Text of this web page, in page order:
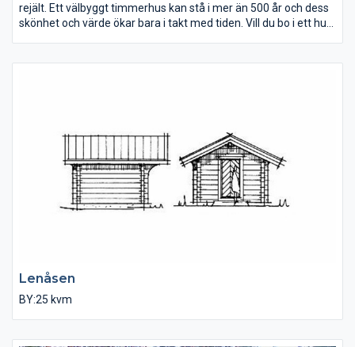
rejält. Ett välbyggt timmerhus kan stå i mer än 500 år och dess
skönhet och värde ökar bara i takt med tiden. Vill du bo i ett hus
Lenåsen
BY:25 kvm